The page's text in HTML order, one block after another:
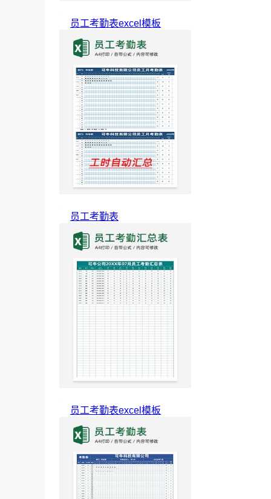
员工考勤表excel模板
员工考勤表
员工考勤表excel模板